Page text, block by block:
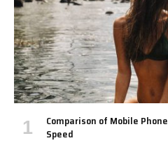
Comparison of Mobile
Speed